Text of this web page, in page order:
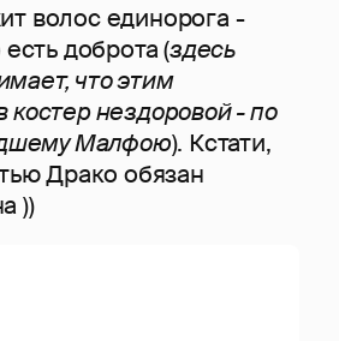
волос единорога -
доброта (здесь
что этим
нездоровой - по
Малфою). Кстати,
Драко обязан
))